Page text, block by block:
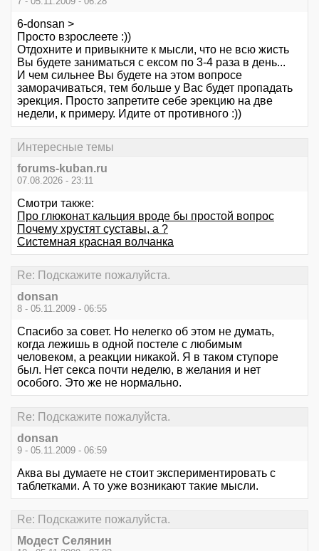
6-donsan >
Просто взрослеете :))
Отдохните и привыкните к мысли, что не всю жисть
Вы будете заниматься с ексом по 3-4 раза в день...
И чем сильнее Вы будете на этом вопросе
заморачиваться, тем больше у Вас будет пропадать
эрекция. Просто запретите себе эрекцию на две
недели, к примеру. Идите от противного :))
Интересные темы
forums-kuban.ru
07.08.2026 - 23:11
Смотри также:
Про глюконат кальция вроде бы простой вопрос
Почему хрустят суставы, а ?
Системная красная волчанка
Re: Подскажите пожалуйста.
donsan
8 - 05.11.2009 - 06:55
Спасибо за совет. Но нелегко об этом не думать,
когда лежишь в одной постеле с любимым
человеком, а реакции никакой. Я в таком ступоре
был. Нет секса почти неделю, в желания и нет
особого. Это же не нормально.
Re: Подскажите пожалуйста.
donsan
9 - 05.11.2009 - 06:59
Аква вы думаете не стоит экспериментировать с
таблетками. А то уже возникают такие мысли.
Re: Подскажите пожалуйста.
Модест Селянин